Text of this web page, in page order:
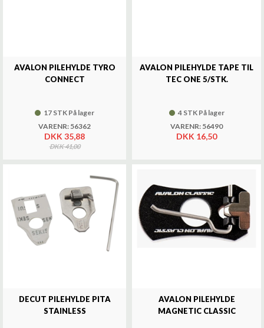
AVALON PILEHYLDE TYRO
CONNECT
17 STK På lager
VARENR: 56362
DKK 35,88
DKK 41,00
AVALON PILEHYLDE TAPE TIL
TEC ONE 5/STK.
4 STK På lager
VARENR: 56490
DKK 16,50
DECUT PILEHYLDE PITA
STAINLESS
AVALON PILEHYLDE
MAGNETIC CLASSIC